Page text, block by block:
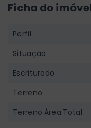
Ficha do
Perfil
Situação
Escriturado
Terreno
Terreno Área Total